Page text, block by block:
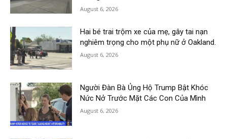
August 6, 2026
Hai bé trai trộm xe của mẹ, gây tai nạn
nghiêm trọng cho một phụ nữ ở Oakland.
August 6, 2026
Người Đàn Bà Ủng Hộ Trump Bật Khóc
Nức Nở Trước Mặt Các Con Của Mình
August 6, 2026